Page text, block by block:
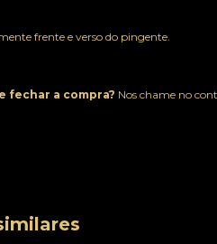
frente e verso do pingente.
fechar a compra? Nos chame no